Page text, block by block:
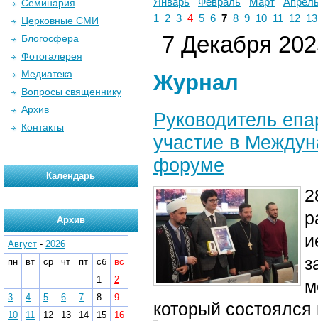
1
2 3 4 5 6 7 8 9 10 11 12 13
7 Декабря
Журнал
Руководитель
участие в
форуме
з
который состоялся
Семинария
Церковные СМИ
Блогосфера
Фотогалерея
Медиатека
Вопросы священнику
Архив
Контакты
Календарь
Архив
Август - 2026
пн
вт ср чт пт сб
вс
1
2
3
4 5 6 7 8
9
10
11 12 13 14 15
16